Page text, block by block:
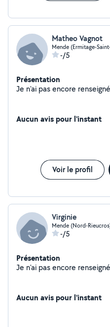
Matheo Vagnot
Mende (Ermitage-
-/5
Présentation
Aucun avis pour l'instant
Voir le profil
Virginie
Mende (Nord-
-/5
Présentation
Aucun avis pour l'instant